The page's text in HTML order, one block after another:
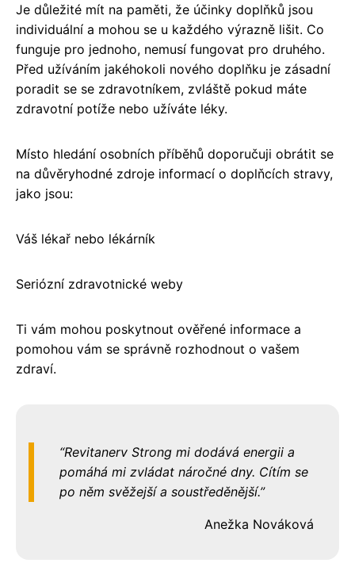
Je důležité mít na paměti, že účinky doplňků jsou
individuální a mohou se u každého výrazně lišit. Co
funguje pro jednoho, nemusí fungovat pro druhého.
Před užíváním jakéhokoli nového doplňku je zásadní
poradit se se zdravotníkem, zvláště pokud máte
zdravotní potíže nebo užíváte léky.
Místo hledání osobních příběhů doporučuji obrátit se
na důvěryhodné zdroje informací o doplňcích stravy,
jako jsou:
Váš lékař nebo lékárník
Seriózní zdravotnické weby
Ti vám mohou poskytnout ověřené informace a
pomohou vám se správně rozhodnout o vašem
zdraví.
Revitanerv Strong mi dodává energii a
pomáhá mi zvládat náročné dny. Cítím se
po něm svěžejší a soustředěnější.
Anežka Nováková